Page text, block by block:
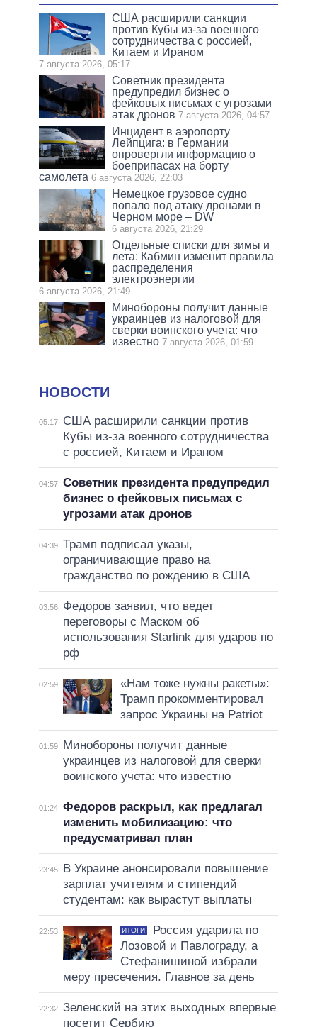
США расширили санкции
против Кубы из-за военного
сотрудничества с россией,
Китаем и Ираном
7 августа 2026, 05:17
Советник президента
предупредил бизнес о
фейковых письмах с угрозами
атак дронов 7 августа 2026, 04:57
Инцидент в аэропорту
Лейпцига: в Германии
опровергли информацию о
боеприпасах на борту
самолета 6 августа 2026, 22:03
Немецкое грузовое судно
попало под атаку дронами в
Черном море – DW
6 августа 2026, 21:29
Отдельные списки для зимы и
лета: Кабмин изменит правила
распределения
электроэнергии
6 августа 2026, 21:49
Минобороны получит данные
украинцев из налоговой для
сверки воинского учета: что
известно 7 августа 2026, 01:59
НОВОСТИ
05:17
США расширили санкции против
Кубы из-за военного сотрудничества
с россией, Китаем и Ираном
04:57 Советник президента предупредил
бизнес о фейковых письмах с
угрозами атак дронов
04:39 Трамп подписал указы,
ограничивающие право на
гражданство по рождению в США
03:56
Федоров заявил, что ведет
переговоры с Маском об
использования Starlink для ударов по
рф
02:59
«Нам тоже нужны ракеты»:
Трамп прокомментировал
запрос Украины на Patriot
01:59
Минобороны получит данные
украинцев из налоговой для сверки
воинского учета: что известно
01:24 Федоров раскрыл, как предлагал
изменить мобилизацию: что
предусматривал план
23:45
В Украине анонсировали повышение
зарплат учителям и стипендий
студентам: как вырастут выплаты
22:53 ИТОГИ
Россия ударила по
Лозовой и Павлограду, а
Стефанишиной избрали
меру пресечения. Главное за день
22:32 Зеленский на этих выходных впервые
посетит Сербию